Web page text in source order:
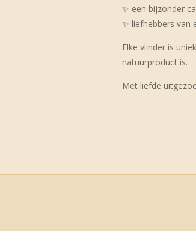
✨ een bijzonder
✨ liefhebbers van
Elke vlinder is
natuurproduct is.
Met liefde